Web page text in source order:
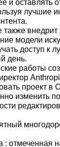
и оставлять
лучшие
также
модели
доступ к
день.
работы
проект
изменить
: отмеченная